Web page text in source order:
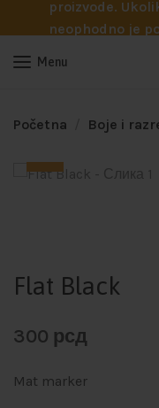
proizvode.
neophodno je
proizvoda.
potrebna
Menu
Početna Boje i
Flat Black
300 рсд
Mat marker